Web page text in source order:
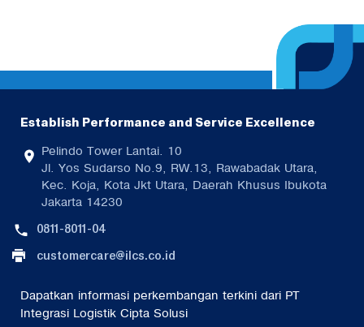
Establish Performance and Service Excellence
Pelindo Tower Lantai. 10
Jl. Yos Sudarso No.9, RW.13, Rawabadak Utara,
Kec. Koja, Kota Jkt Utara, Daerah Khusus Ibukota
Jakarta 14230
0811-8011-04
customercare@ilcs.co.id
Dapatkan informasi perkembangan terkini dari PT
Integrasi Logistik Cipta Solusi